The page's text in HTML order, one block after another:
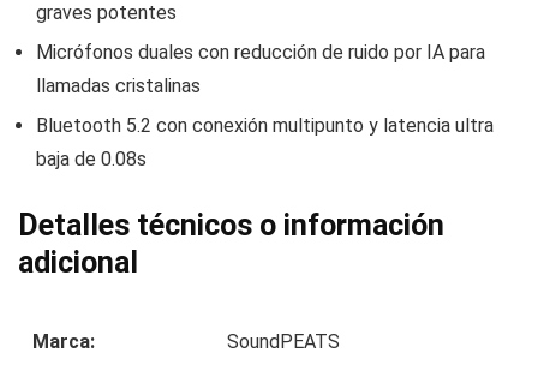
graves potentes
Micrófonos duales con reducción de ruido por IA para
llamadas cristalinas
Bluetooth 5.2 con conexión multipunto y latencia ultra
baja de 0.08s
Detalles técnicos o información
adicional
Marca: SoundPEATS